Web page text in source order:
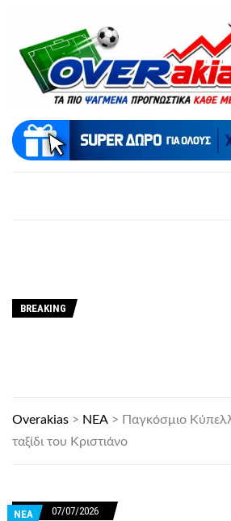
BREAKING
Overakias > ΝΕΑ > Παγκόσμιο
ταξίδι του Κριστιάνο
ΝΕΑ 07/07/2026